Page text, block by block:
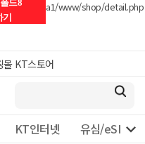
telpia1/www/shop/detail.php
몰 KT스토어
KT인터넷 유심/eSIM 개

드8